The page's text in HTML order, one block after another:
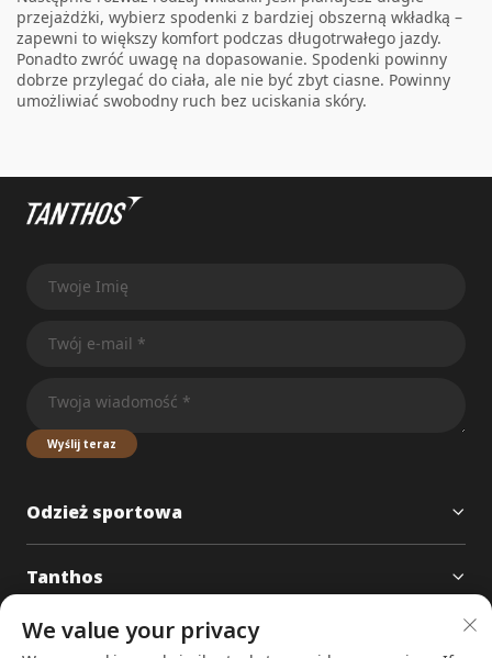
przejażdżki, wybierz spodenki z bardziej obszerną wkładką –
zapewni to większy komfort podczas długotrwałego jazdy.
Ponadto zwróć uwagę na dopasowanie. Spodenki powinny
dobrze przylegać do ciała, ale nie być zbyt ciasne. Powinny
umożliwiać swobodny ruch bez uciskania skóry.
Wyślij teraz
Odzież sportowa
Tanthos
Kontakt
We value your privacy